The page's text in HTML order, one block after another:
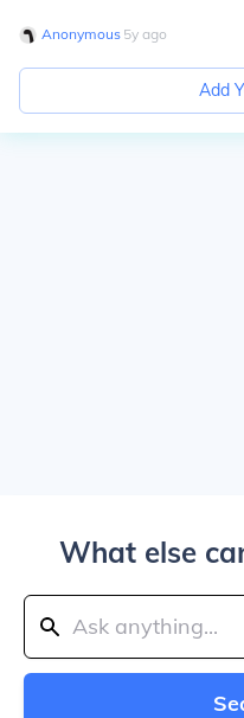
Anonymous∙ 5y ago
Add
What else